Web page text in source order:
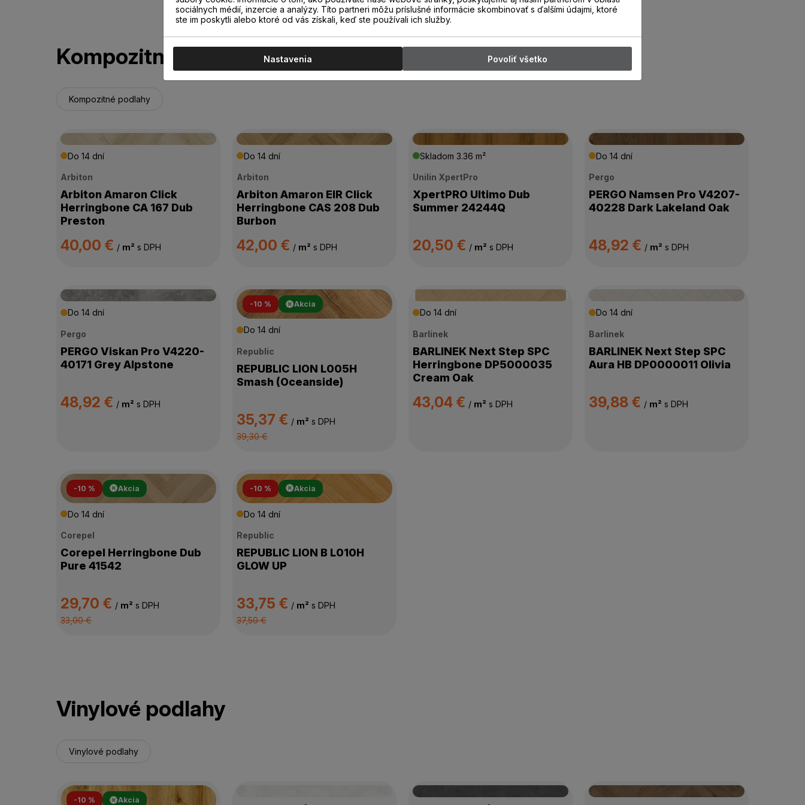
Kompozitné podlahy
Kompozitné podlahy
Do 14 dní
Arbiton
Arbiton Amaron Click
Herringbone CA 167 Dub
Preston
40,00 € / m² s DPH
Do 14 dní
Arbiton
Arbiton Amaron EIR Click
Herringbone CAS 208 Dub
Burbon
42,00 € / m² s DPH
Skladom 3.36 m²
Unilin XpertPro
XpertPRO Ultimo Dub
Summer 24244Q
20,50 € / m² s DPH
Do 14 dní
Pergo
PERGO Namsen Pro V4207-
40228 Dark Lakeland Oak
48,92 € / m² s DPH
Do 14 dní
Pergo
PERGO Viskan Pro V4220-
40171 Grey Alpstone
48,92 € / m² s DPH
-10 % Akcia
Do 14 dní
Republic
REPUBLIC LION L005H
Smash (Oceanside)
35,37 € / m² s DPH
39,30 €
Do 14 dní
Barlinek
BARLINEK Next Step SPC
Herringbone DP5000035
Cream Oak
43,04 € / m² s DPH
Do 14 dní
Barlinek
BARLINEK Next Step SPC
Aura HB DP0000011 Olivia
39,88 € / m² s DPH
-10 % Akcia
Do 14 dní
Corepel
Corepel Herringbone Dub
Pure 41542
29,70 € / m² s DPH
33,00 €
-10 % Akcia
Do 14 dní
Republic
REPUBLIC LION B L010H
GLOW UP
33,75 € / m² s DPH
37,50 €
Vinylové podlahy
Vinylové podlahy
-10 % Akcia
sociálnych médií, inzercie a analýzy. Títo partneri môžu príslušné informácie skombinovať s ďalšími údajmi, ktoré
ste im poskytli alebo ktoré od vás získali, keď ste používali ich služby.
Nastavenia Povoliť všetko